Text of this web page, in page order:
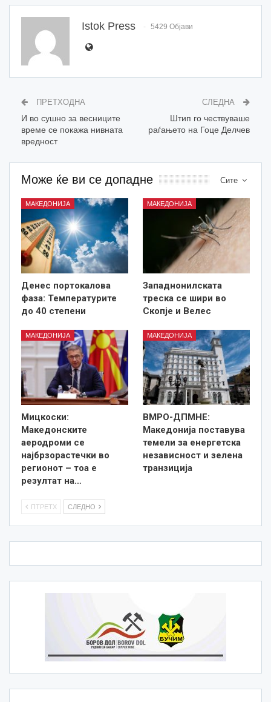
Istok Press 5429 Објави
ПРЕТХОДНА
И во сушно за весниците
време се покажа нивната
вредност
СЛЕДНА
Штип го чествуваше
раѓањето на Гоце Делчев
Сите
Може ќе ви се допадне
МАКЕДОНИЈА
Денес портокалова
фаза: Температурите
до 40 степени
МАКЕДОНИЈА
Западнонилската
треска се шири во
Скопје и Велес
МАКЕДОНИЈА
Мицкоски:
Македонските
аеродроми се
најбрзорастечки во
регионот – тоа е
резултат на…
МАКЕДОНИЈА
ВМРО-ДПМНЕ:
Македонија поставува
темели за енергетска
независност и зелена
транзиција
ПТРЕТХ СЛЕДНО